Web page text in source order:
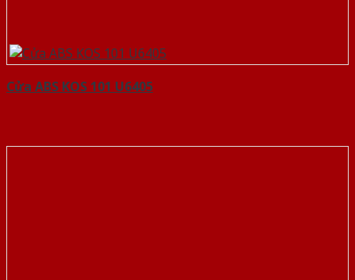
Cửa ABS KOS 101 U6405